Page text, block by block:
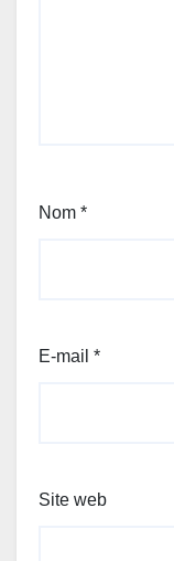
Nom *
E-mail *
Site web